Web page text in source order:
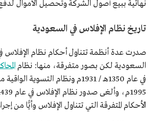
نهائية ببيع أصول الشركة وتحصيل الأموال
تاريخ نظام الإفلاس في السعودية
صدرت عدة أنظمة تتناول أحكام نظام الإفلاس في
السعودية لكن بصور متفرقة، منها: نظام
الأحكام المتفرقة التي تتناول الإفلاس وأيًّا من